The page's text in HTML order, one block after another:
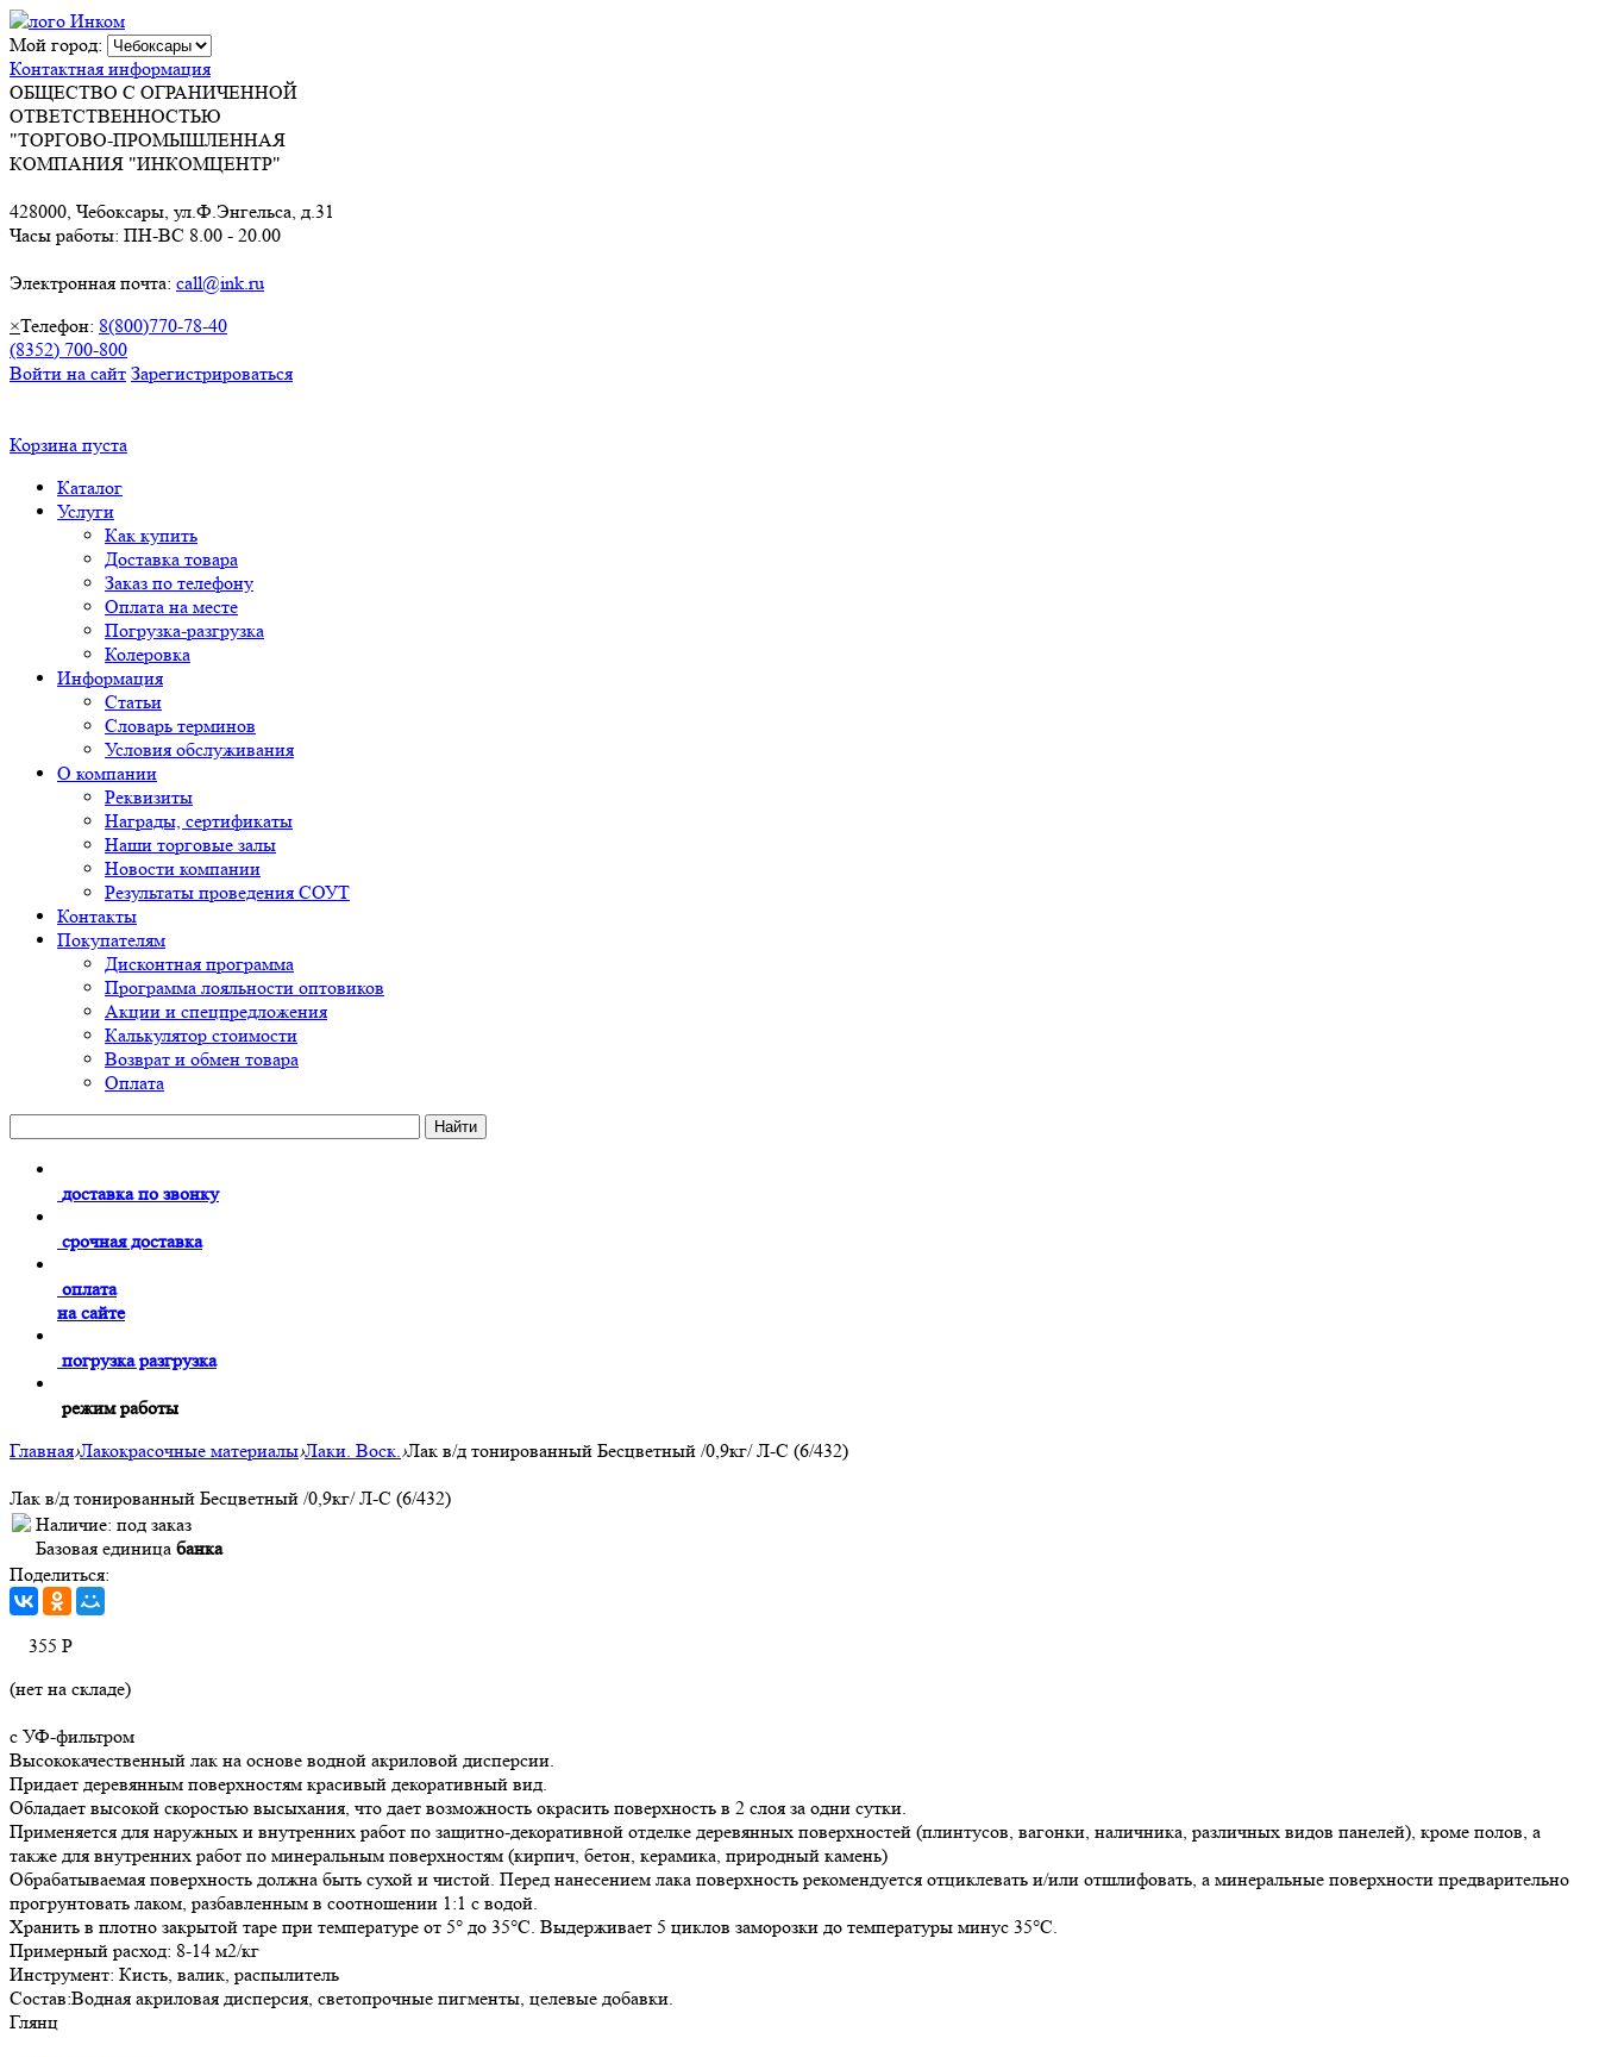
Мой город:
Контактная информация
ОБЩЕСТВО С ОГРАНИЧЕННОЙ
ОТВЕТСТВЕННОСТЬЮ
"ТОРГОВО-ПРОМЫШЛЕННАЯ
КОМПАНИЯ "ИНКОМЦЕНТР"
428000, Чебоксары, ул.Ф.Энгельса, д.31
Часы работы: ПН-ВС 8.00 - 20.00
Электронная почта: call@ink.ru
×Телефон: 8(800)770-78-40
(8352) 700-800
Войти на сайт Зарегистрироваться
Корзина пуста
Каталог
Услуги
Как купить
Доставка товара
Заказ по телефону
Оплата на месте
Погрузка-разгрузка
Колеровка
Информация
Статьи
Словарь терминов
Условия обслуживания
О компании
Реквизиты
Награды, сертификаты
Наши торговые залы
Новости компании
Результаты проведения СОУТ
Контакты
Покупателям
Дисконтная программа
Программа лояльности оптовиков
Акции и спецпредложения
Калькулятор стоимости
Возврат и обмен товара
Оплата
доставка по звонку
срочная доставка
оплата
на сайте
погрузка разгрузка
режим работы
Главная›Лакокрасочные материалы›Лаки. Воск.›Лак в/д тонированный Бесцветный /0,9кг/ Л-С (6/432)
Лак в/д тонированный Бесцветный /0,9кг/ Л-С (6/432)
Наличие: под заказ
Базовая единица банка
Поделиться:
355 Р
(нет на складе)
с УФ-фильтром
Высококачественный лак на основе водной акриловой дисперсии.
Придает деревянным поверхностям красивый декоративный вид.
Обладает высокой скоростью высыхания, что дает возможность окрасить поверхность в 2 слоя за одни сутки.
Применяется для наружных и внутренних работ по защитно-декоративной отделке деревянных поверхностей (плинтусов, вагонки, наличника, различных видов панелей), кроме полов, а
также для внутренних работ по минеральным поверхностям (кирпич, бетон, керамика, природный камень)
Обрабатываемая поверхность должна быть сухой и чистой. Перед нанесением лака поверхность рекомендуется отциклевать и/или отшлифовать, а минеральные поверхности предварительно
прогрунтовать лаком, разбавленным в соотношении 1:1 с водой.
Хранить в плотно закрытой таре при температуре от 5° до 35°С. Выдерживает 5 циклов заморозки до температуры минус 35°С.
Примерный расход: 8-14 м2/кг
Инструмент: Кисть, валик, распылитель
Состав:Водная акриловая дисперсия, светопрочные пигменты, целевые добавки.
Глянц